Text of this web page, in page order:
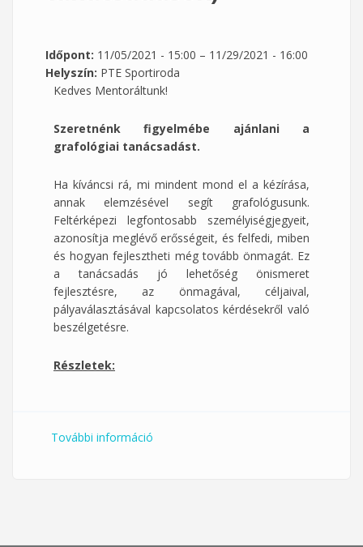
Időpont: 11/05/2021 - 15:00 – 11/29/2021 - 16:00
Helyszín: PTE Sportiroda
Kedves Mentoráltunk!
Szeretnénk figyelmébe ajánlani a
grafológiai tanácsadást.
Ha kíváncsi rá, mi mindent mond el a kézírása,
annak elemzésével segít grafológusunk.
Feltérképezi legfontosabb személyiségjegyeit,
azonosítja meglévő erősségeit, és felfedi, miben
és hogyan fejlesztheti még tovább önmagát. Ez
a tanácsadás jó lehetőség önismeret
fejlesztésre, az önmagával, céljaival,
pályaválasztásával kapcsolatos kérdésekről való
beszélgetésre.
Részletek:
További információ